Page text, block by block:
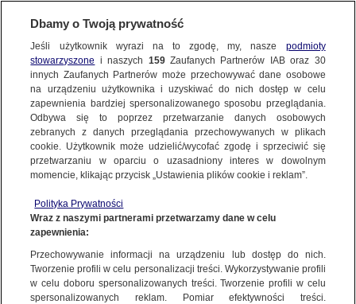
BIURO REKLAMY TVN MEDIA
WITRYNY
FILTR
08.10.2024
TOUR DE POLOGNE UCI WORLD
TOUR W EUROSPORCIE!
TRANSMISJE NA CAŁYM ŚWIECIE OD
2025…
TVN WARNER BROS. DISCOVERY
POSZERZA PORTFOLIO DARMOWYCH
KANAŁÓW TELEWIZYJNYCH…
Dbamy o Twoją prywatność
Jeśli użytkownik wyrazi na to zgodę, my, nasze podmioty
stowarzyszone i naszych 159Zaufanych Partnerów IAB oraz 30
innych Zaufanych Partnerów może przechowywać dane osobowe
na urządzeniu użytkownika i uzyskiwać do nich dostęp w celu
zapewnienia bardziej spersonalizowanego sposobu przeglądania.
Odbywa się to poprzez przetwarzanie danych osobowych
zebranych z danych przeglądania przechowywanych w plikach
cookie. Użytkownik może udzielić/wycofać zgodę i sprzeciwić się
przetwarzaniu w oparciu o uzasadniony interes w dowolnym
momencie, klikając przycisk „Ustawienia plików cookie i reklam”.
Polityka Prywatności
Wraz z naszymi partnerami przetwarzamy dane w celu
zapewnienia:
Przechowywanie informacji na urządzeniu lub dostęp do nich.
Tworzenie profili w celu personalizacji treści. Wykorzystywanie profili
w celu doboru spersonalizowanych treści. Tworzenie profili w celu
spersonalizowanych reklam. Pomiar efektywności treści.